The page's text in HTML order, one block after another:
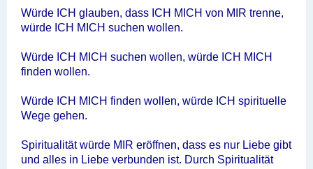
Würde ICH glauben, dass ICH MICH von MIR trenne,
würde ICH MICH suchen wollen.
Würde ICH MICH suchen wollen, würde ICH MICH
finden wollen.
Würde ICH MICH finden wollen, würde ICH spirituelle
Wege gehen.
Spiritualität würde MIR eröffnen, dass es nur Liebe gibt
und alles in Liebe verbunden ist. Durch Spiritualität